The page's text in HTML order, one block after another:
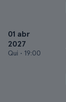
01 abr
2027
Qui • 19:00